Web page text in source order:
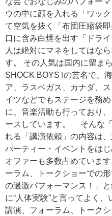
ウの中に顔を入れる「ワッ
て空気を抜く「布団圧縮袋
口に含み白煙を出す「ドラ
人は絶対にマネをしてはな
す。 その人気は国内に留ま
SHOCK BOYS｣の芸名で、
ア、ラスベガス、カナダ、
イツなどでもステージを務
に、音楽活動も行っており
ースしています。 そんな
れる「講演依頼」の内容は
パーティー・イベントをは
オファーも多数占めていま
ーラム、トークショーでの
の過激パフォーマンス！」
に“人体実験”と言ってよく、
講演、フォーラム、トーク